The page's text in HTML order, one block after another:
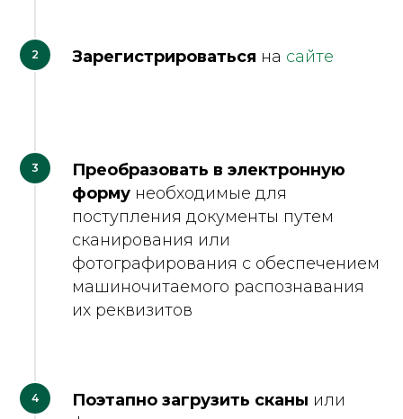
Зарегистрироваться на сайте
Преобразовать в электронную
форму необходимые для
поступления документы путем
сканирования или
фотографирования с обеспечением
машиночитаемого распознавания
их реквизитов
Поэтапно загрузить сканы или